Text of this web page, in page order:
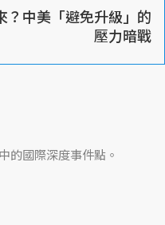
？中美「避免升級」的
壓力暗戰
的國際深度事件點。